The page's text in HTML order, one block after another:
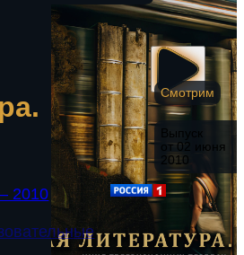
Смотрим
Выпуск
от 02 июня
2010
2010